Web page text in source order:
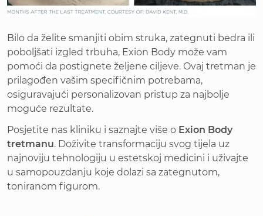
Bilo da želite smanjiti obim struka, zategnuti bedra ili
poboljšati izgled trbuha, Exion Body može vam
pomoći da postignete željene ciljeve. Ovaj tretman je
prilagođen vašim specifičnim potrebama,
osiguravajući personalizovan pristup za najbolje
moguće rezultate.
Posjetite nas kliniku i saznajte više o Exion Body
tretmanu. Doživite transformaciju svog tijela uz
najnoviju tehnologiju u estetskoj medicini i uživajte
u samopouzdanju koje dolazi sa zategnutom,
toniranom figurom.